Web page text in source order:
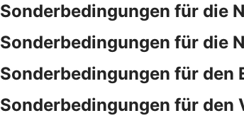
Sonderbedingungen für die
Sonderbedingungen für die
Sonderbedingungen für den
Sonderbedingungen für den